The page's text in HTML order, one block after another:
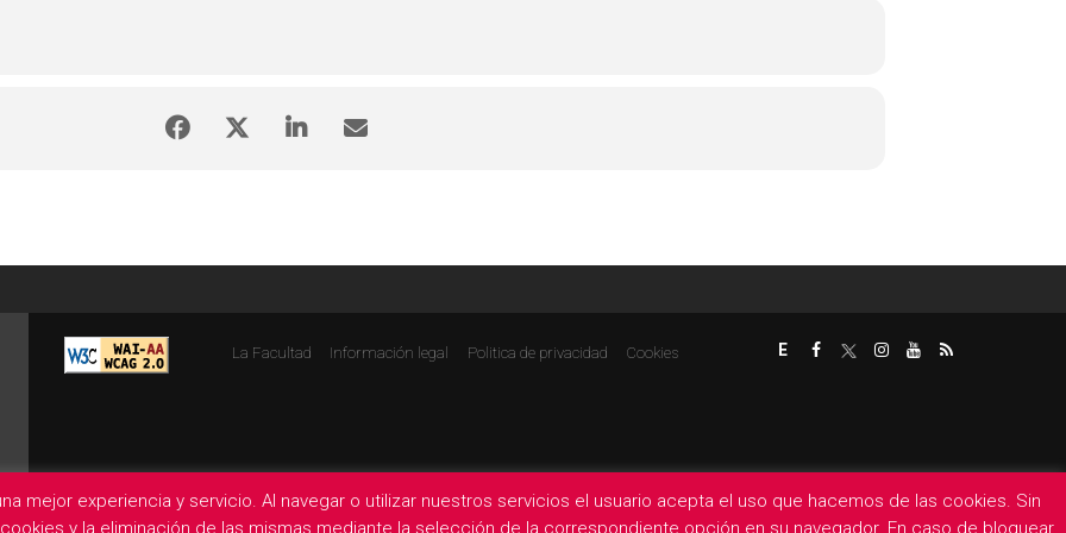
La Facultad Información legal Politica de privacidad Cookies E
mejor experiencia y servicio. Al navegar o utilizar nuestros servicios el usuario acepta el uso que hacemos de las cookies. Sin
y la eliminación de las mismas mediante la selección de la correspondiente opción en su navegador. En caso de bloquear